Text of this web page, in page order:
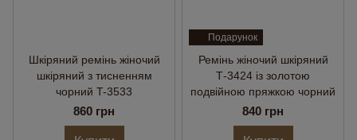
Шкіряний ремінь жіночий
шкіряний з тисненням
чорний T-3533
860 грн
Подарунок
Ремінь жіночий шкіряний
Т-3424 із золотою
подвійною пряжкою чорний
840 грн